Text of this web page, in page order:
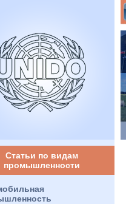
Статьи по видам
промышленности